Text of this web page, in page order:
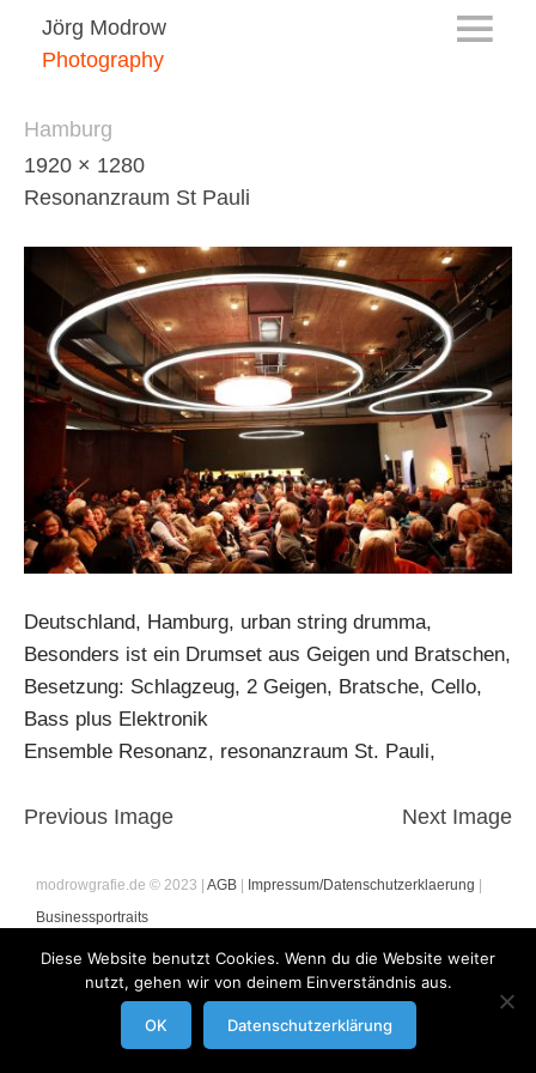
Jörg Modrow
Photography
Hamburg
1920 × 1280
Resonanzraum St Pauli
Deutschland, Hamburg, urban string drumma,
Besonders ist ein Drumset aus Geigen und Bratschen,
Besetzung: Schlagzeug, 2 Geigen, Bratsche, Cello,
Bass plus Elektronik
Ensemble Resonanz, resonanzraum St. Pauli,
Previous Image Next Image
modrowgrafie.de © 2023 | AGB| Impressum/Datenschutzerklaerung
Businessportraits
Diese Website benutzt Cookies. Wenn du die Website weiter
nutzt, gehen wir von deinem Einverständnis aus.
OK Datenschutzerklärung